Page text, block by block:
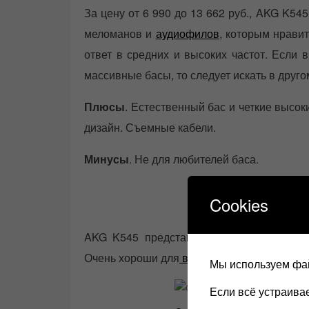
За цену от 6 990 до 13 662 руб., AKG
меломанов и аудиофилов, которым
ответ в средних и высоких частот. Если
массивные басы, то следует искать в
Плюсы. Естественный бас и четкие
дизайн. Съемные кабели.
Минусы. Не для любителей баса.
AKG K545 представляет собой пару
Очень хороши для высококачественного
Cookies
Мы используем
Если всё